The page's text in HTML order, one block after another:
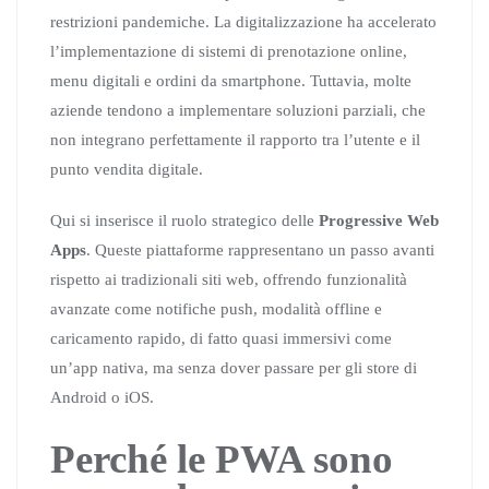
restrizioni pandemiche. La digitalizzazione ha accelerato
l’implementazione di sistemi di prenotazione online,
menu digitali e ordini da smartphone. Tuttavia, molte
aziende tendono a implementare soluzioni parziali, che
non integrano perfettamente il rapporto tra l’utente e il
punto vendita digitale.
Qui si inserisce il ruolo strategico delle Progressive Web
Apps. Queste piattaforme rappresentano un passo avanti
rispetto ai tradizionali siti web, offrendo funzionalità
avanzate come notifiche push, modalità offline e
caricamento rapido, di fatto quasi immersivi come
un’app nativa, ma senza dover passare per gli store di
Android o iOS.
Perché le PWA sono